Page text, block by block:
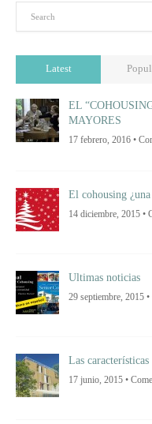
Latest
EL
MAYORES
17 febrero, 2016 •
El cohousing
14 diciembre, 2015 •
Ultimas noticias
29 septiembre, 2015 •
Las
17 junio, 2015 •